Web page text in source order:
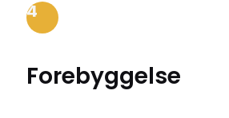
4
Forebyggelse